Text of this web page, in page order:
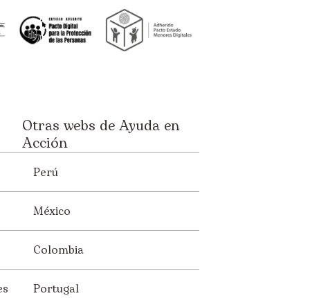
Otras webs de Ayuda en
Acción
Perú
México
Colombia
Portugal